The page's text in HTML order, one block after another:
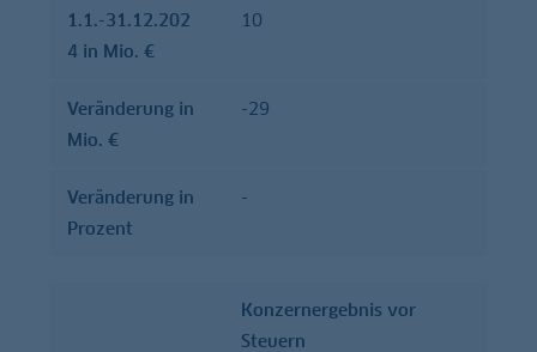
1.1.-31.12.202
4 in Mio. €
10
Verände­rung in
Mio. €
-29
Verände­rung in
Prozent
-
Konzernergebnis vor
Steuern